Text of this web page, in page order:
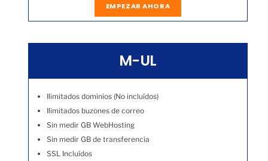
EMPEZAR AHORA
M-UL
Ilimitados dominios (No incluídos)
Ilimitados buzones de correo
Sin medir GB WebHosting
Sin medir GB de transferencia
SSL Incluídos